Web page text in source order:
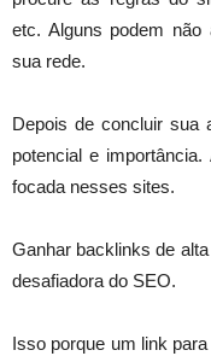
etc. Alguns podem não
sua rede.
Depois de concluir sua
potencial e
focada nesses sites.
Ganhar backlinks de
desafiadora do SEO.
Isso porque um link